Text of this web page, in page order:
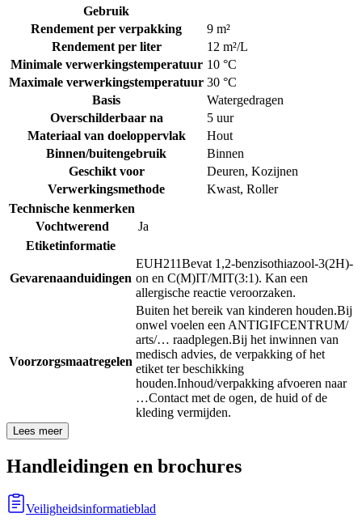
Gebruik
Rendement per verpakking
9 m²
Rendement per liter
12 m²/L
Minimale verwerkingstemperatuur 10 °C
Maximale verwerkingstemperatuur 30 °C
Basis
Watergedragen
Overschilderbaar na
5 uur
Materiaal van doeloppervlak
Hout
Binnen/buitengebruik
Binnen
Geschikt voor
Deuren, Kozijnen
Verwerkingsmethode
Kwast, Roller
Technische kenmerken
Vochtwerend
Ja
Etiketinformatie
Gevarenaanduidingen
EUH211Bevat 1,2-benzisothiazool-3(2H)-
on en C(M)IT/MIT(3:1). Kan een
allergische reactie veroorzaken.
Voorzorgsmaatregelen
Buiten het bereik van kinderen houden.Bij
onwel voelen een ANTIGIFCENTRUM/
arts/… raadplegen.Bij het inwinnen van
medisch advies, de verpakking of het
etiket ter beschikking
houden.Inhoud/verpakking afvoeren naar
…Contact met de ogen, de huid of de
kleding vermijden.
Lees meer
Handleidingen en brochures
Veiligheidsinformatieblad